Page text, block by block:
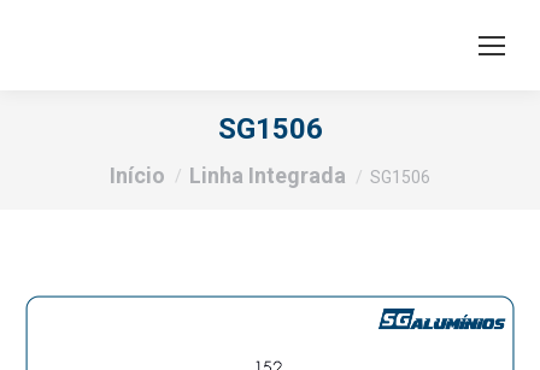
SG1506
Você está aqui:
Início Linha Integrada SG1506